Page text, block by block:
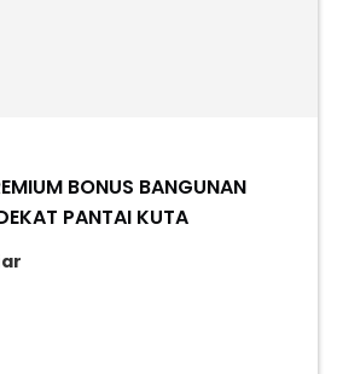
BONUS BANGUNAN
PANTAI KUTA